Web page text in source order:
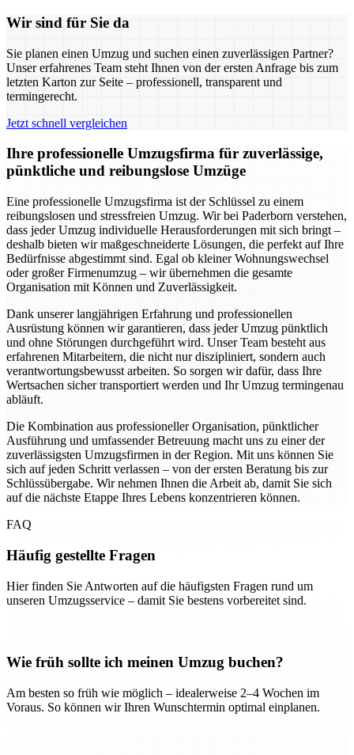
Wir sind für Sie da
Sie planen einen Umzug und suchen einen zuverlässigen Partner?
Unser erfahrenes Team steht Ihnen von der ersten Anfrage bis zum
letzten Karton zur Seite – professionell, transparent und
termingerecht.
Jetzt schnell vergleichen
Ihre professionelle Umzugsfirma für zuverlässige,
pünktliche und reibungslose Umzüge
Eine professionelle Umzugsfirma ist der Schlüssel zu einem
reibungslosen und stressfreien Umzug. Wir bei Paderborn verstehen,
dass jeder Umzug individuelle Herausforderungen mit sich bringt –
deshalb bieten wir maßgeschneiderte Lösungen, die perfekt auf Ihre
Bedürfnisse abgestimmt sind. Egal ob kleiner Wohnungswechsel
oder großer Firmenumzug – wir übernehmen die gesamte
Organisation mit Können und Zuverlässigkeit.
Dank unserer langjährigen Erfahrung und professionellen
Ausrüstung können wir garantieren, dass jeder Umzug pünktlich
und ohne Störungen durchgeführt wird. Unser Team besteht aus
erfahrenen Mitarbeitern, die nicht nur diszipliniert, sondern auch
verantwortungsbewusst arbeiten. So sorgen wir dafür, dass Ihre
Wertsachen sicher transportiert werden und Ihr Umzug termingenau
abläuft.
Die Kombination aus professioneller Organisation, pünktlicher
Ausführung und umfassender Betreuung macht uns zu einer der
zuverlässigsten Umzugsfirmen in der Region. Mit uns können Sie
sich auf jeden Schritt verlassen – von der ersten Beratung bis zur
Schlüssübergabe. Wir nehmen Ihnen die Arbeit ab, damit Sie sich
auf die nächste Etappe Ihres Lebens konzentrieren können.
FAQ
Häufig gestellte Fragen
Hier finden Sie Antworten auf die häufigsten Fragen rund um
unseren Umzugsservice – damit Sie bestens vorbereitet sind.
Wie früh sollte ich meinen Umzug buchen?
Am besten so früh wie möglich – idealerweise 2–4 Wochen im
Voraus. So können wir Ihren Wunschtermin optimal einplanen.